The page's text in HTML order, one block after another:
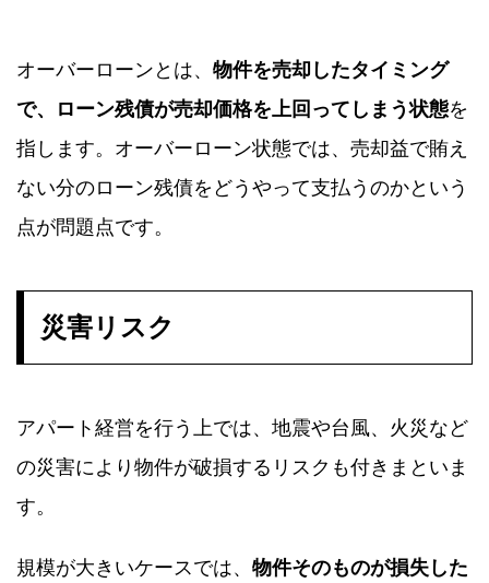
オーバーローンとは、 物件を売却したタイミング
で、ローン残債が売却価格を上回ってしまう状態を
指します。オーバーローン状態では、売却益で賄え
ない分のローン残債をどうやって支払うのかという
点が問題点です。
災害リスク
アパート経営を行う上では、地震や台風、火災など
の災害により物件が破損するリスクも付きまといま
す。
規模が大きいケースでは、 物件そのものが損失した